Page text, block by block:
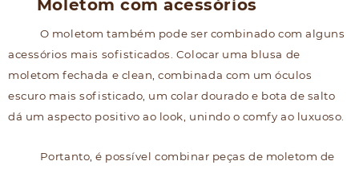
Moletom com acessórios
O moletom também pode ser combinado com alguns
acessórios mais sofisticados. Colocar uma blusa de
moletom fechada e clean, combinada com um óculos
escuro mais sofisticado, um colar dourado e bota de salto
dá um aspecto positivo ao look, unindo o comfy ao luxuoso.
Portanto, é possível combinar peças de moletom de